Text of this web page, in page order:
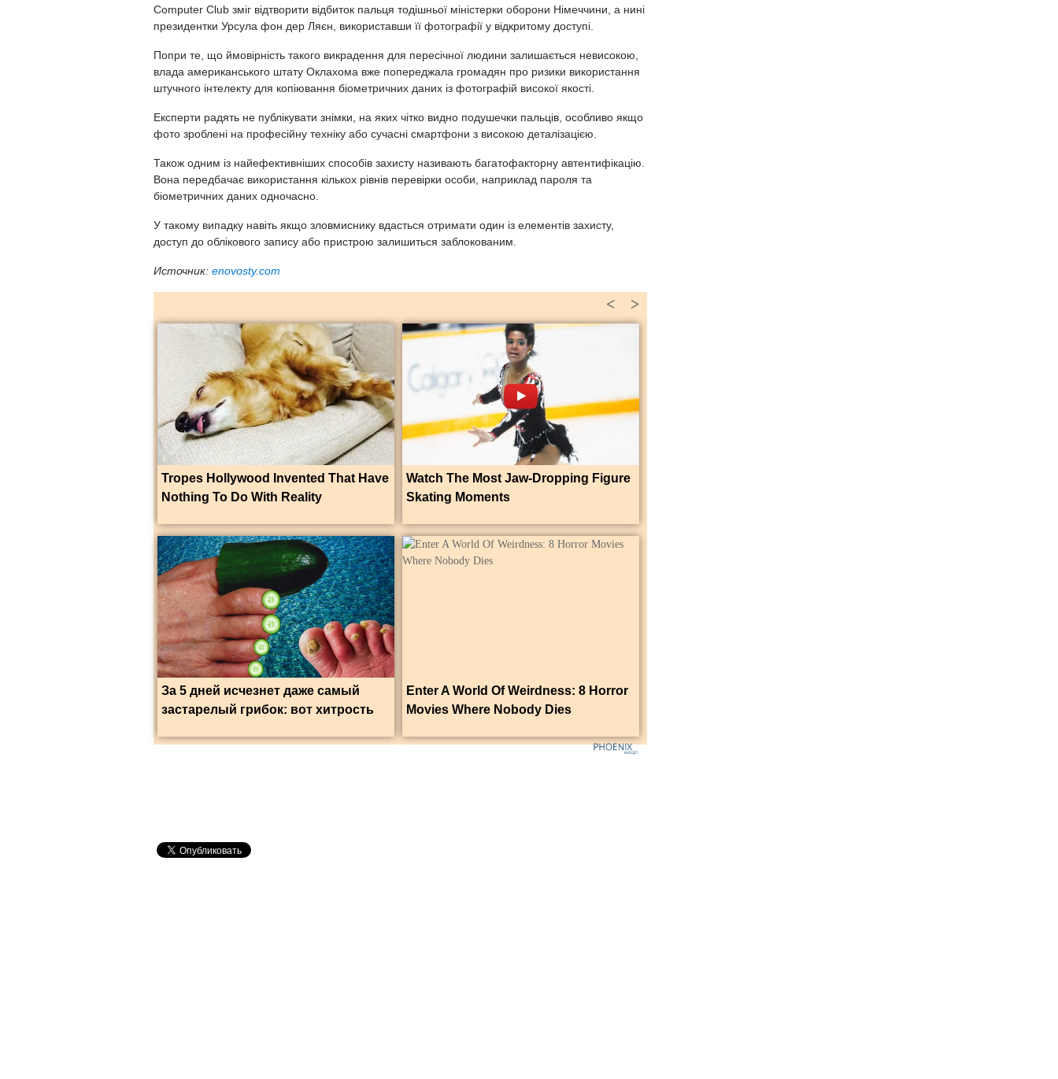
Computer Club зміг відтворити відбиток пальця тодішньої міністерки оборони Німеччини, а нині
президентки Урсула фон дер Ляєн, використавши її фотографії у відкритому доступі.
Попри те, що ймовірність такого викрадення для пересічної людини залишається невисокою,
влада американського штату Оклахома вже попереджала громадян про ризики використання
штучного інтелекту для копіювання біометричних даних із фотографій високої якості.
Експерти радять не публікувати знімки, на яких чітко видно подушечки пальців, особливо якщо
фото зроблені на професійну техніку або сучасні смартфони з високою деталізацією.
Також одним із найефективніших способів захисту називають багатофакторну автентифікацію.
Вона передбачає використання кількох рівнів перевірки особи, наприклад пароля та
біометричних даних одночасно.
У такому випадку навіть якщо зловмиснику вдасться отримати один із елементів захисту,
доступ до облікового запису або пристрою залишиться заблокованим.
Источник: enovosty.com
>
<
Tropes Hollywood Invented That Have
Nothing To Do With Reality
Watch The Most Jaw‑Dropping Figure
Skating Moments
За 5 дней исчезнет даже самый
застарелый грибок: вот хитрость
Enter A World Of Weirdness: 8 Horror
Movies Where Nobody Dies